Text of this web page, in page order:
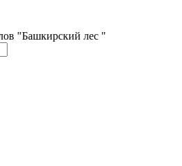
"Башкирский лес "